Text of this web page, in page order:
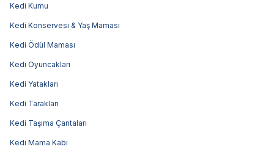
Kedi Kumu
Kedi Konservesi & Yaş Maması
Kedi Ödül Maması
Kedi Oyuncakları
Kedi Yatakları
Kedi Tarakları
Kedi Taşıma Çantaları
Kedi Mama Kabı